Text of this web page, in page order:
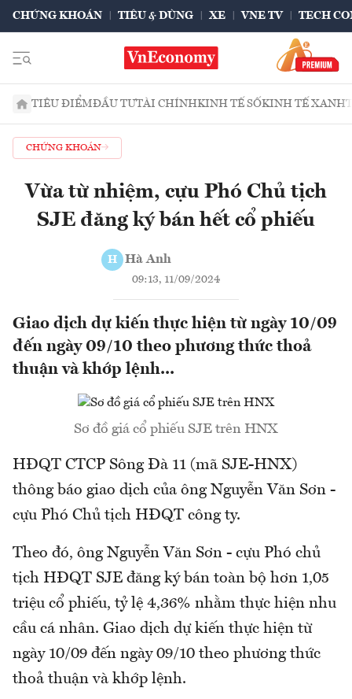
CHỨNG KHOÁN TIÊU & DÙNG XE VNE TV TECH
TIÊU ĐIỂMĐẦU TƯTÀI CHÍNHKINH TẾ SỐKINH TẾ XANH
CHỨNG KHOÁN
Vừa từ nhiệm, cựu Phó Chủ tịch
SJE đăng ký bán hết cổ phiếu
H Hà Anh
09:13, 11/09/2024
Giao dịch dự kiến thực hiện từ ngày 10/09
đến ngày 09/10 theo phương thức thoả
thuận và khớp lệnh...
Sơ đồ giá cổ phiếu SJE trên HNX
HĐQT CTCP Sông Đà 11 (mã SJE-HNX)
thông báo giao dịch của ông Nguyễn Văn Sơn -
cựu Phó Chủ tịch HĐQT công ty.
Theo đó, ông Nguyễn Văn Sơn - cựu Phó chủ
tịch HĐQT SJE đăng ký bán toàn bộ hơn 1,05
triệu cổ phiếu, tỷ lệ 4,36% nhằm thực hiện nhu
cầu cá nhân. Giao dịch dự kiến thực hiện từ
ngày 10/09 đến ngày 09/10 theo phương thức
thoả thuận và khớp lệnh.